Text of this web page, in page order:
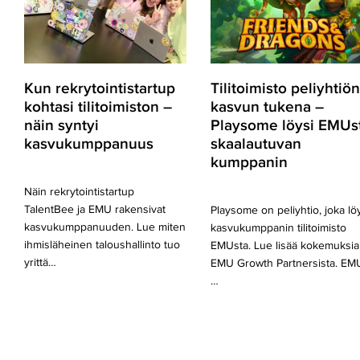
näin
syntyi
kasvukumppanuus
Kun rekrytointistartup
kohtasi tilitoimiston –
näin syntyi
kasvukumppanuus
Näin rekrytointistartup
TalentBee ja EMU rakensivat
kasvukumppanuuden. Lue miten
ihmisläheinen taloushallinto tuo
yrittä…
Playsome
löysi
EMUsta
skaalautuvan
kumppanin
Tilitoimisto peliyhtiön
kasvun tukena –
Playsome löysi
skaalautuvan
kumppanin
Playsome on peliyhtio, joka
kasvukumppanin tilitoimisto
EMUsta. Lue lisää kokemuksia
EMU Growth Partnersista.
…